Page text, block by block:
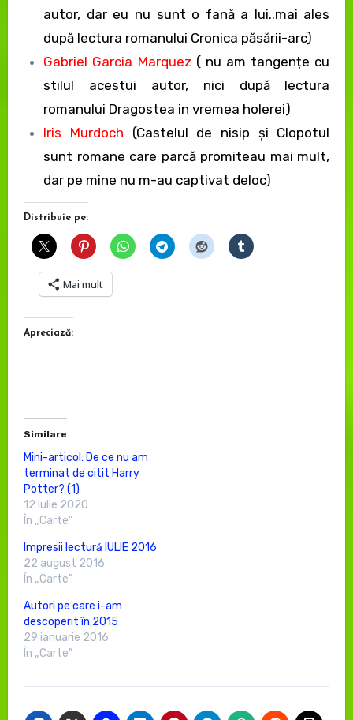
autor, dar eu nu sunt o fană a lui..mai ales
după lectura romanului Cronica păsării-arc)
Gabriel Garcia Marquez ( nu am tangențe cu
stilul acestui autor, nici după lectura
romanului Dragostea in vremea holerei)
Iris Murdoch (Castelul de nisip și Clopotul
sunt romane care parcă promiteau mai mult,
dar pe mine nu m-au captivat deloc)
Distribuie pe:
Mai mult
Apreciază:
Similare
Mini-articol: De ce nu am
terminat de citit Harry
Potter? (1)
12 iulie 2020
În „Carte”
Impresii lectură IULIE 2016
22 august 2016
În „Carte”
Autori pe care i-am
descoperit în 2015
29 ianuarie 2016
În „Carte”